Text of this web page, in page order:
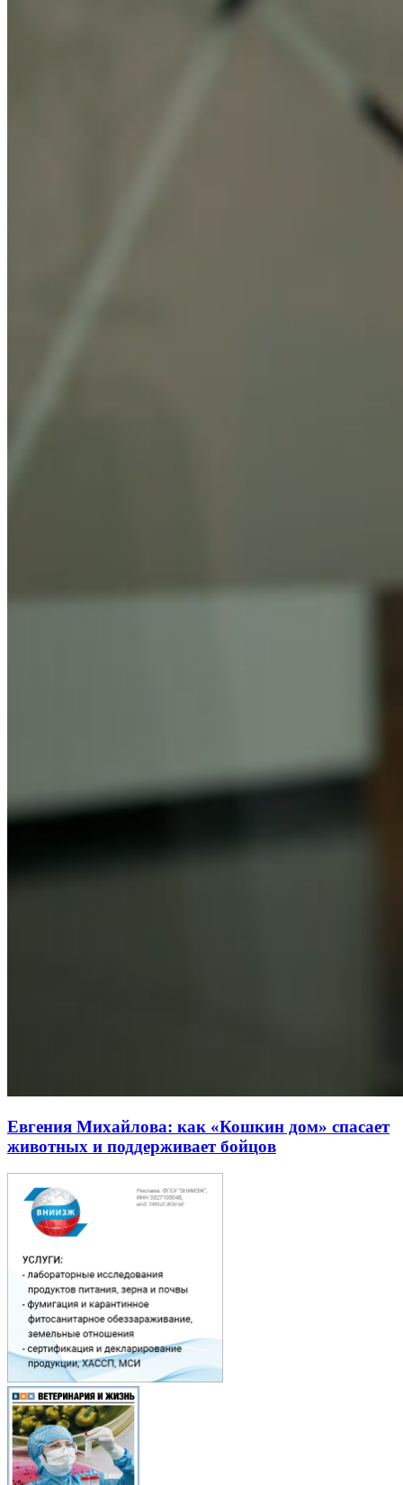
Евгения Михайлова: как «Кошкин дом» спасает
животных и поддерживает бойцов